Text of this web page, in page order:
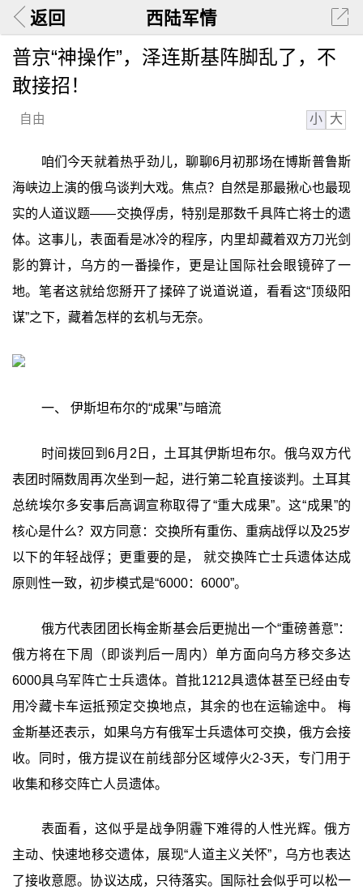
返回 西陆军情
普京“神操作”，泽连斯基阵脚乱了，不
敢接招！
自由 小 大
咱们今天就着热乎劲儿，聊聊6月初那场在博斯普鲁斯
海峡边上演的俄乌谈判大戏。焦点？自然是那最揪心也最现
实的人道议题——交换俘虏，特别是那数千具阵亡将士的遗
体。这事儿，表面看是冰冷的程序，内里却藏着双方刀光剑
影的算计，乌方的一番操作，更是让国际社会眼镜碎了一
地。笔者这就给您掰开了揉碎了说道说道，看看这“顶级阳
谋”之下，藏着怎样的玄机与无奈。
一、 伊斯坦布尔的“成果”与暗流
时间拨回到6月2日，土耳其伊斯坦布尔。俄乌双方代
表团时隔数周再次坐到一起，进行第二轮直接谈判。土耳其
总统埃尔多安事后高调宣称取得了“重大成果”。这“成果”的
核心是什么？双方同意：交换所有重伤、重病战俘以及25岁
以下的年轻战俘；更重要的是， 就交换阵亡士兵遗体达成
原则性一致，初步模式是“6000：6000”。
俄方代表团团长梅金斯基会后更抛出一个“重磅善意”：
俄方将在下周（即谈判后一周内）单方面向乌方移交多达
6000具乌军阵亡士兵遗体。首批1212具遗体甚至已经由专
用冷藏卡车运抵预定交换地点，其余的也在运输途中。 梅
金斯基还表示，如果乌方有俄军士兵遗体可交换，俄方会接
收。同时，俄方提议在前线部分区域停火2-3天，专门用于
收集和移交阵亡人员遗体。
表面看，这似乎是战争阴霾下难得的人性光辉。俄方
主动、快速地移交遗体，展现“人道主义关怀”，乌方也表达
了接收意愿。协议达成，只待落实。国际社会似乎可以松一